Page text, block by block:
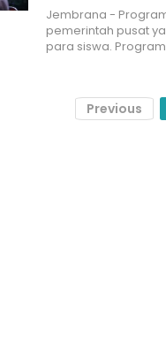
Jembrana -
pemerintah pusat
para siswa.
Previous